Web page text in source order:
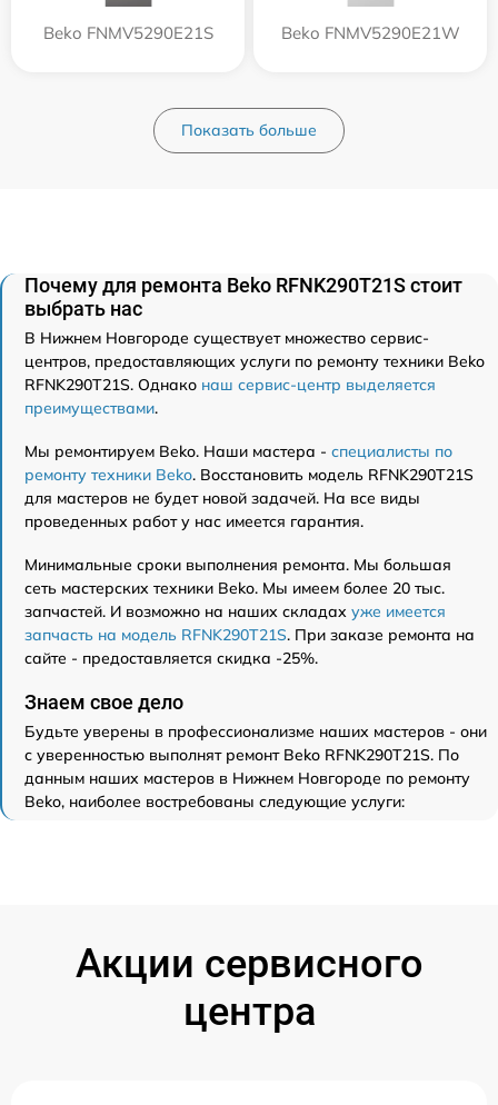
Beko FNMV5290E21S Beko FNMV5290E21W
Показать больше
Почему для ремонта Beko RFNK290T21S стоит
выбрать нас
В Нижнем Новгороде существует множество сервис-
центров, предоставляющих услуги по ремонту техники Beko
RFNK290T21S. Однако наш сервис-центр выделяется
преимуществами.
Мы ремонтируем Beko. Наши мастера - специалисты по
ремонту техники Beko. Восстановить модель RFNK290T21S
для мастеров не будет новой задачей. На все виды
проведенных работ у нас имеется гарантия.
Минимальные сроки выполнения ремонта. Мы большая
сеть мастерских техники Beko. Мы имеем более 20 тыс.
запчастей. И возможно на наших складах уже имеется
запчасть на модель RFNK290T21S. При заказе ремонта на
сайте - предоставляется скидка -25%.
Знаем свое дело
Будьте уверены в профессионализме наших мастеров - они
с уверенностью выполнят ремонт Beko RFNK290T21S. По
данным наших мастеров в Нижнем Новгороде по ремонту
Beko, наиболее востребованы следующие услуги:
Акции сервисного
центра